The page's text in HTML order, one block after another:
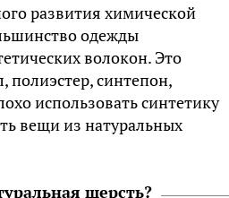
развития химической
одежды
волокон. Это
полиэстер, синтепон,
использовать синтетику
вещи из натуральных
шерсть?